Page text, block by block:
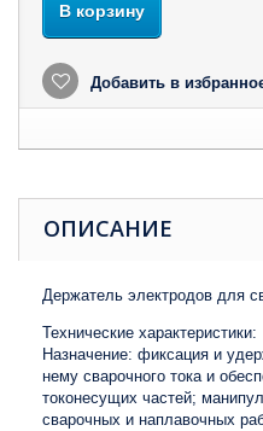
В корзину
Добавить в
ОПИСАНИЕ
Держатель электродов для
Технические характеристики:
Назначение: фиксация и
нему сварочного тока и
токонесущих частей;
сварочных и наплавочных